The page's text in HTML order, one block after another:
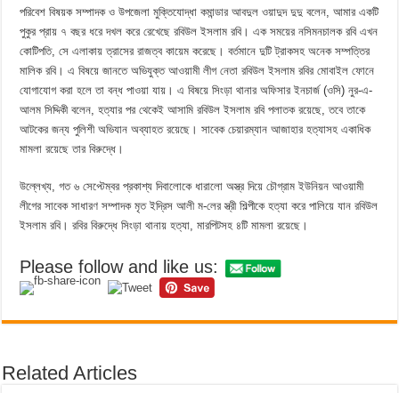
পরিবেশ বিষয়ক সম্পাদক ও উপজেলা মুক্তিযোদ্ধা কমান্ডার আবদুল ওয়াদুদ দুদু বলেন, আমার একটি
পুকুর প্রায় ৭ বছর ধরে দখল করে রেখেছে রবিউল ইসলাম রবি। এক সময়ের নসিমনচালক রবি এখন
কোটিপতি, সে এলাকায় ত্রাসের রাজত্ব কায়েম করেছে। বর্তমানে দুটি ট্রাকসহ অনেক সম্পত্তির
মালিক রবি। এ বিষয়ে জানতে অভিযুক্ত আওয়ামী লীগ নেতা রবিউল ইসলাম রবির মোবাইল ফোনে
যোগাযোগ করা হলে তা বন্ধ পাওয়া যায়। এ বিষয়ে সিংড়া থানার অফিসার ইনচার্জ (ওসি) নুর-এ-
আলম সিদ্দিকী বলেন, হত্যার পর থেকেই আসামি রবিউল ইসলাম রবি পলাতক রয়েছে, তবে তাকে
আটকের জন্য পুলিশী অভিযান অব্যাহত রয়েছে। সাবেক চেয়ারম্যান আজাহার হত্যাসহ একাধিক
মামলা রয়েছে তার বিরুদ্ধে।
উল্লেখ্য, গত ৬ সেপ্টেম্বর প্রকাশ্য দিবালোকে ধারালো অস্ত্র দিয়ে চৌগ্রাম ইউনিয়ন আওয়ামী
লীগের সাবেক সাধারণ সম্পাদক মৃত ইদ্রিস আলী ম-লের স্ত্রী শিল্পীকে হত্যা করে পালিয়ে যান রবিউল
ইসলাম রবি। রবির বিরুদ্ধে সিংড়া থানায় হত্যা, মারপিটসহ ৪টি মামলা রয়েছে।
Please follow and like us:
Related Articles